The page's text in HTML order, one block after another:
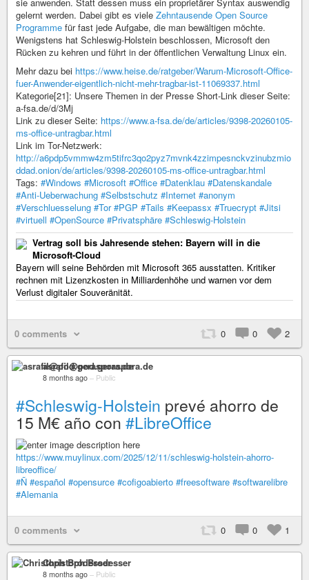
sie anwenden. Statt dessen muss ein proprietärer Syntax auswendig
gelernt werden. Dabei gibt es viele Zehntausende Open Source
Programme für fast jede Aufgabe, die man bewältigen möchte.
Wenigstens hat Schleswig-Holstein beschlossen, Microsoft den
Rücken zu kehren und führt in der öffentlichen Verwaltung Linux ein.
Mehr dazu bei https://www.heise.de/ratgeber/Warum-Microsoft-Office-
fuer-Anwender-eigentlich-nicht-mehr-tragbar-ist-11069337.html
Kategorie[21]: Unsere Themen in der Presse Short-Link dieser Seite:
a-fsa.de/d/3Mj
Link zu dieser Seite: https://www.a-fsa.de/de/articles/9398-20260105-
ms-office-untragbar.html
Link im Tor-Netzwerk:
http://a6pdp5vmmw4zm5tifrc3qo2pyz7mvnk4zzimpesnckvzinubzmio
ddad.onion/de/articles/9398-20260105-ms-office-untragbar.html
Tags: #Windows #Microsoft #Office #Datenklau #Datenskandale
#Anti-Ueberwachung #Selbstschutz #Internet #anonym
#Verschluesselung #Tor #PGP #Tails #Keepassx #Truecrypt #Jitsi
#virtuell #OpenSource #Privatsphäre #Schleswig-Holstein
Vertrag soll bis Jahresende stehen: Bayern will in die
Microsoft-Cloud
Bayern will seine Behörden mit Microsoft 365 ausstatten. Kritiker
rechnen mit Lizenzkosten in Milliardenhöhe und warnen vor dem
Verlust digitaler Souveränität.
0 comments 0 0 2
asrafil@pod.geraspora.de
8 months ago – Public
#Schleswig-Holstein prevé ahorro de
15 M€ año con #LibreOffice
https://www.muylinux.com/2025/12/11/schleswig-holstein-ahorro-
libreoffice/
#Ñ #español #opensurce #cofigoabierto #freesoftware #softwarelibre
#Alemania
0 comments 0 0 1
Christoph Brodesser
8 months ago – Public